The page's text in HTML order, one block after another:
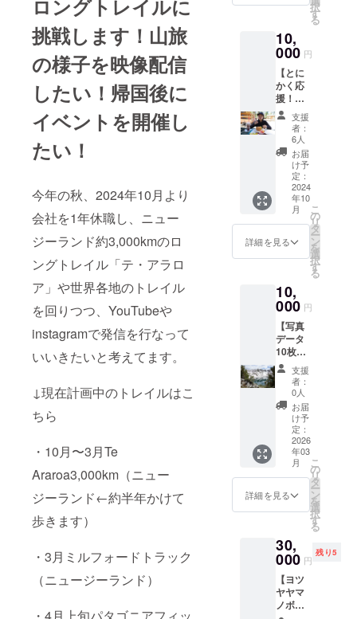
ロングトレイルに
挑戦します！山旅
の様子を映像配信
したい！帰国後に
イベントを開催し
たい！
今年の秋、2024年10月より
会社を1年休職し、ニュー
ジーランド約3,000kmのロ
ングトレイル「テ・アラロ
ア」や世界各地のトレイル
を回りつつ、YouTubeや
instagramで発信を行なって
いいきたいと考えてます。
↓現在計画中のトレイルはこ
ちら
・10月〜3月Te
Araroa3,000km（ニュー
ジーランド←約半年かけて
歩きます）
・3月ミルフォードトラック
（ニュージーランド）
たしま
ニュー
の活動
がメイ
ンとな
ります
ので、
申し訳
ござい
ません
がご理
解のほ
どよろ
しくお
願いい
たしま
す。
支援い
ただく
にあ
たっ
て】 ※
ニュー
ジーラ
ンドの
トレイ
ルには
必ず挑
戦しま
す。し
かしな
での活
動にな
怪我や
病気の
リスク
もござ
いま
す。
ニュー
ジーラ
ンド以
降のト
レイル
への挑
戦を断
念せざ
るを得
能性も
ござい
その際
は
ニュー
ジーラ
ンドで
の活動
がメイ
いただ
いたご
住所宛
に郵送
にてお
送りし
ます。
【ご支
援いた
だくに
あたっ
て】 ※
ニュー
ジーラ
ンドの
ルには
必ず挑
かしな
がら自
然や山
での活
動にな
ります
ので、
怪我や
病気の
リスク
もござ
いま
す。
ニュー
降のト
レイル
念せざ
るを得
ない可
能性も
ござい
ます。
他、海
外ト
ングの
絶景写
真をプ
リント
して手
拭いを
作成し
ます
※2026
年1月〜
3月頃に
発送予
定です
※商品サ
W900m
0mm（
予定）
※写
真は以
前作成
した
ジョ
ン・
ミュー
ア・ト
レイル
verでイ
メージ
です ※
こちら
インは
クラウ
ング限
定verと
させて
いただ
きま
す。あ
す。 旅
への想
い、道
具の話
など想
いを語
らせて
いただ
きま
す！ 内
礼の動
画 5分
・ ト
レイル
出発前
か、ト
かいず
れかの
ングで
お届け
させて
いただ
きま
す！未
確定で
申し訳
ござい
ませ
ん。 ・
動画
は、
YouTub
e限定公
付しま
す。
【ご支
援いた
だくに
あたっ
択
す
る
10,
000 円
【とに
かく応
援！
10,000
円コー
ス】 海
外への
挑戦と
はおも
しろ
い！と
にかく
支援す
る！！
という
たしま
す。 感
謝の
メッ
セージ
を送ら
せてい
ただき
ます。
今回の
挑戦の
中で大
切に使
わせて
いただ
きま
す。 ※
にかく
応援！
コー
ス】、
【とに
支援
者：
6人
お届
け予
定：
2024
年10
月
詳細を見る
こ
の
リ
タ
ー
ン
を
選
択
す
る
10,
000 円
【写真
データ
10枚
セッ
ト】
テ・ア
ラロア
や海外
トレイ
ルで撮
影した
写真
データ
と感謝
のメッ
タでお
送りし
ます。
一眼レ
フを購
入した
支援
者：
0人
お届
け予
定：
2026
年03
月
詳細を見る
こ
の
リ
タ
ー
ン
を
選
択
す
る
30,
000 円
残り5
【ヨツ
ヤヤマ
ノボリ